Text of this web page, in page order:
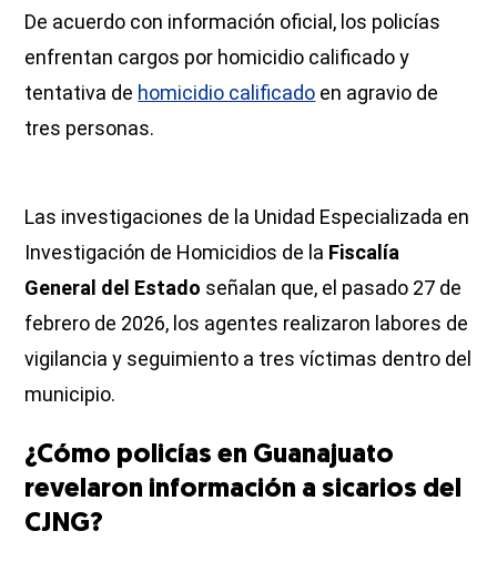
De acuerdo con información oficial, los policías
enfrentan cargos por homicidio calificado y
tentativa de homicidio calificado en agravio de
tres personas.
Las investigaciones de la Unidad Especializada en
Investigación de Homicidios de la Fiscalía
General del Estado señalan que, el pasado 27 de
febrero de 2026, los agentes realizaron labores de
vigilancia y seguimiento a tres víctimas dentro del
municipio.
¿Cómo policías en Guanajuato
revelaron información a sicarios del
CJNG?